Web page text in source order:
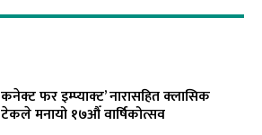
कनेक्ट फर इम्प्याक्ट’ नारासहित क्लासिक
टेकले मनायो १७औँ वार्षिकोत्सव